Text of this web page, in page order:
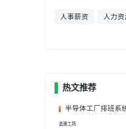
人事薪资 人力
热文推荐
半导体工厂排班系
盖雅工场